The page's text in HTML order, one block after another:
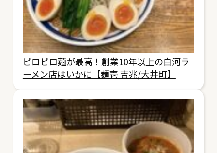
ピロピロ麺が最高！創業10年以上の白河ラ
ーメン店はいかに【麺壱 吉兆/大井町】